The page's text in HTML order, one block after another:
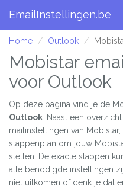
EmailInstellingen.be
Home Outlook
Mobistar
voor Outlook
Op deze pagina vind je de
Outlook . Naast een
mailinstellingen van
stappenplan om jouw
stellen. De exacte stappen
alle benodigde instellingen
niet uitkomen of denk je dat